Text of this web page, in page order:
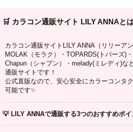
🛒 カラコン通販サイト LILY ANNAと
カラコン通販サイトLILY ANNA（リリーアン
MOLAK（モラク）・TOPARDS(トパーズ)
Chapun（シャプン）・melady(ミレディ)な
通販サイトです！
公式直販なので、安心安全にカラーコンタ
可能です✨
💡 LILY ANNAで通販する3つのおすすめポイ